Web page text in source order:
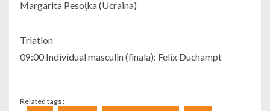
Margarita Pesoţka (Ucraina)
Triatlon
09:00 Individual masculin (finala): Felix Duchampt
Related tags :